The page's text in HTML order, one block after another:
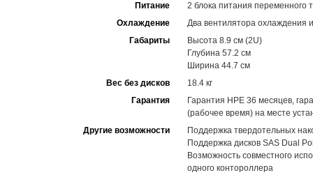
Питание
2 блока питания переменного
Охлаждение
Два вентилятора охлаждения
Габариты
Высота 8.9 см (2U)
Глубина 57.2 см
Ширина 44.7 см
Вес без дисков
18.4 кг
Гарантия
Гарантия HPE 36 месяцев,
(рабочее время) на месте
Другие возможности
Поддержка твердотельных
Поддержка дисков SAS Dual
Возможность совместного
одного контороллера